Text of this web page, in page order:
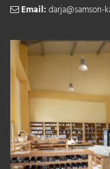
Email:darja@samson-